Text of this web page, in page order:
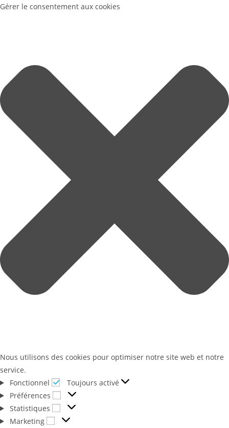
Gérer le consentement aux cookies
Nous utilisons des cookies pour optimiser notre site web et notre
service.
Fonctionnel
Toujours activé
Préférences
Statistiques
Marketing